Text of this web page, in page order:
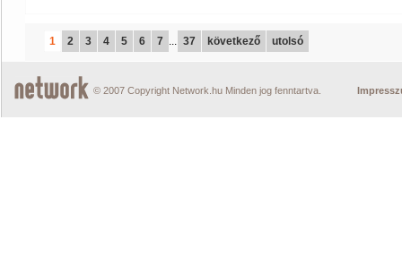
1 2 3 4 5 6 7 ... 37 következő utolsó
© 2007 Copyright Network.hu Minden jog fenntartva.